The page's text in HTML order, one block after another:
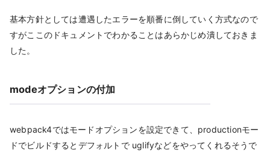
基本方針としては遭遇したエラーを順番に倒していく方式なので
すがここのドキュメントでわかることはあらかじめ潰しておきま
した。
modeオプションの付加
webpack4ではモードオプションを設定できて、productionモー
ドでビルドするとデフォルトで uglifyなどをやってくれるそうで